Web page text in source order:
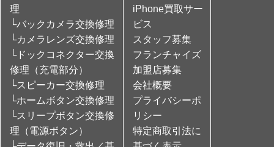
理
└バックカメラ交換修理
└カメラレンズ交換修理
└ドックコネクター交換
修理（充電部分）
└スピーカー交換修理
└ホームボタン交換修理
└スリープボタン交換修
理（電源ボタン）
iPhone買取サー
ビス
スタッフ募集
フランチャイズ
加盟店募集
会社概要
プライバシーポ
リシー
特定商取引法に